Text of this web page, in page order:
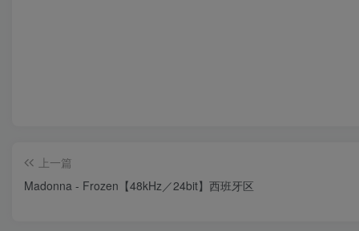
上一篇
Madonna - Frozen【48kHz／24bit】西班牙区